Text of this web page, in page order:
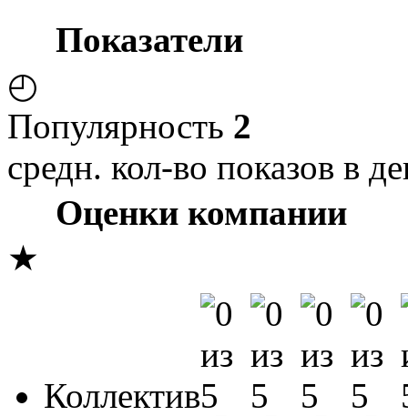
Показатели
◴
Популярность 2
средн. кол-во показов в
Оценки компании
★
Коллектив